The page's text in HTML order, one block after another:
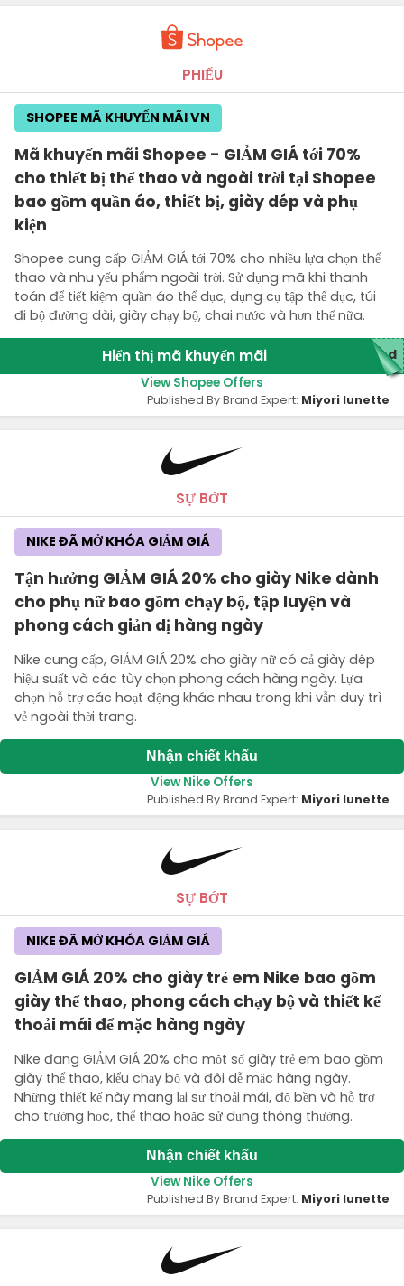
PHIẾU
Mã khuyến mãi Shopee - GIẢM GIÁ tới 70%
cho thiết bị thể thao và ngoài trời tại Shopee
bao gồm quần áo, thiết bị, giày dép và phụ
kiện
Shopee cung cấp GIẢM GIÁ tới 70% cho nhiều lựa chọn thể
thao và nhu yếu phẩm ngoài trời. Sử dụng mã khi thanh
toán để tiết kiệm quần áo thể dục, dụng cụ tập thể dục, túi
đi bộ đường dài, giày chạy bộ, chai nước và hơn thế nữa.
SHOPEE MÃ KHUYẾN MÃI VN
Hiển thị mã khuyến mãi red
View Shopee Offers
Published By Brand Expert: Miyori lunette
SỰ BỚT
Tận hưởng GIẢM GIÁ 20% cho giày Nike dành
cho phụ nữ bao gồm chạy bộ, tập luyện và
phong cách giản dị hàng ngày
Nike cung cấp, GIẢM GIÁ 20% cho giày nữ có cả giày dép
hiệu suất và các tùy chọn phong cách hàng ngày. Lựa
chọn hỗ trợ các hoạt động khác nhau trong khi vẫn duy trì
vẻ ngoài thời trang.
NIKE ĐÃ MỞ KHÓA GIẢM GIÁ
Nhận chiết khấu
View Nike Offers
Published By Brand Expert: Miyori lunette
SỰ BỚT
GIẢM GIÁ 20% cho giày trẻ em Nike bao gồm
giày thể thao, phong cách chạy bộ và thiết kế
thoải mái để mặc hàng ngày
Nike đang GIẢM GIÁ 20% cho một số giày trẻ em bao gồm
giày thể thao, kiểu chạy bộ và đôi dễ mặc hàng ngày.
Những thiết kế này mang lại sự thoải mái, độ bền và hỗ trợ
cho trường học, thể thao hoặc sử dụng thông thường.
NIKE ĐÃ MỞ KHÓA GIẢM GIÁ
Nhận chiết khấu
View Nike Offers
Published By Brand Expert: Miyori lunette